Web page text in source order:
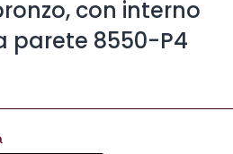
con interno
parete 8550-P4